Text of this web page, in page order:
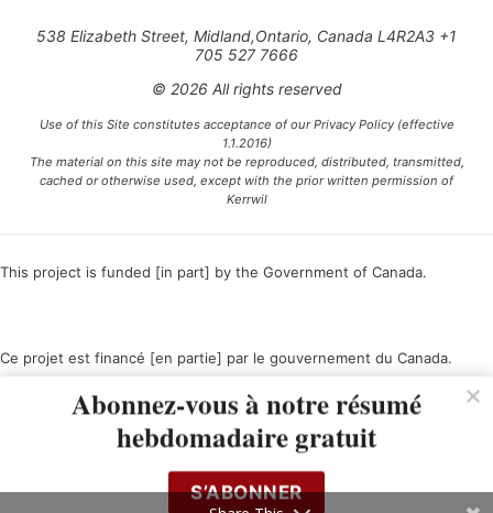
538 Elizabeth Street, Midland,Ontario, Canada L4R2A3 +1
705 527 7666
© 2026 All rights reserved
Use of this Site constitutes acceptance of our Privacy Policy (effective
1.1.2016)
The material on this site may not be reproduced, distributed, transmitted,
cached or otherwise used, except with the prior written permission of
Kerrwil
This project is funded [in part] by the Government of Canada.
Ce projet est financé [en partie] par le gouvernement du Canada.
Abonnez-vous à notre résumé
hebdomadaire gratuit
S’ABONNER